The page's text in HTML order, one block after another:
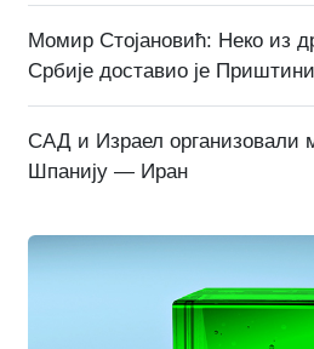
Момир Стојановић: Неко из
Србије доставио је
САД и Израел организовали
Шпанију — Иран